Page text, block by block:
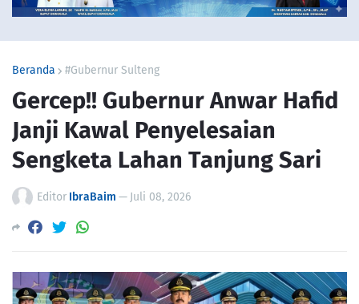
Beranda #Gubernur Sulteng
Gercep!! Gubernur Anwar Hafid
Janji Kawal Penyelesaian
Sengketa Lahan Tanjung Sari
Editor IbraBaim — Juli 08, 2026